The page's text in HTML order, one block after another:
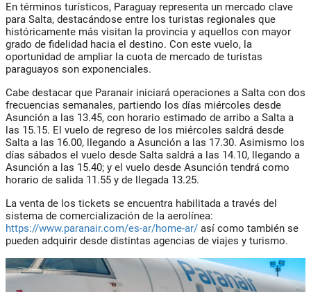
En términos turísticos, Paraguay representa un mercado clave
para Salta, destacándose entre los turistas regionales que
históricamente más visitan la provincia y aquellos con mayor
grado de fidelidad hacia el destino. Con este vuelo, la
oportunidad de ampliar la cuota de mercado de turistas
paraguayos son exponenciales.
Cabe destacar que Paranair iniciará operaciones a Salta con dos
frecuencias semanales, partiendo los días miércoles desde
Asunción a las 13.45, con horario estimado de arribo a Salta a
las 15.15. El vuelo de regreso de los miércoles saldrá desde
Salta a las 16.00, llegando a Asunción a las 17.30. Asimismo los
días sábados el vuelo desde Salta saldrá a las 14.10, llegando a
Asunción a las 15.40; y el vuelo desde Asunción tendrá como
horario de salida 11.55 y de llegada 13.25.
La venta de los tickets se encuentra habilitada a través del
sistema de comercialización de la aerolínea:
https://www.paranair.com/es-ar/home-ar/ así como también se
pueden adquirir desde distintas agencias de viajes y turismo.